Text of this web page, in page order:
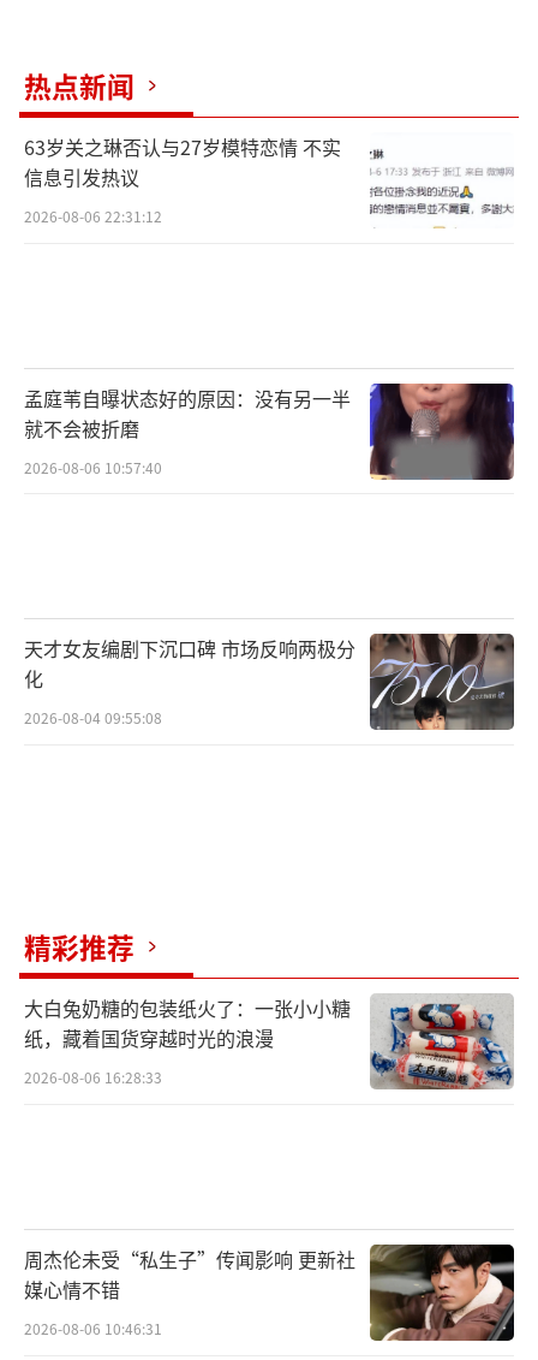
热点新闻
63岁关之琳否认与27岁模特恋情 不实
信息引发热议
2026-08-06 22:31:12
孟庭苇自曝状态好的原因：没有另一半
就不会被折磨
2026-08-06 10:57:40
天才女友编剧下沉口碑 市场反响两极分
化
2026-08-04 09:55:08
精彩推荐
大白兔奶糖的包装纸火了：一张小小糖
纸，藏着国货穿越时光的浪漫
2026-08-06 16:28:33
周杰伦未受“私生子”传闻影响 更新社
媒心情不错
2026-08-06 10:46:31